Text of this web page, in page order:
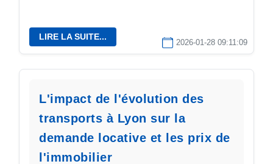
LIRE LA SUITE...
2026-01-28 09:11:09
L'impact de l'évolution des
transports à Lyon sur la
demande locative et les prix de
l'immobilier